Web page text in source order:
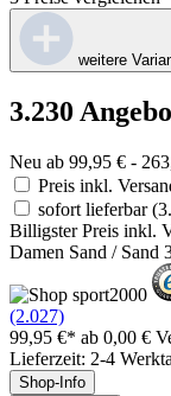
weitere
3.230
Neu ab 99,95 € -
Preis inkl.
sofort lieferbar
Billigster Preis inkl.
Damen Sand / Sand
(2.027)
99,95 €* ab 0,00 €
Lieferzeit: 2-4
Shop-Info